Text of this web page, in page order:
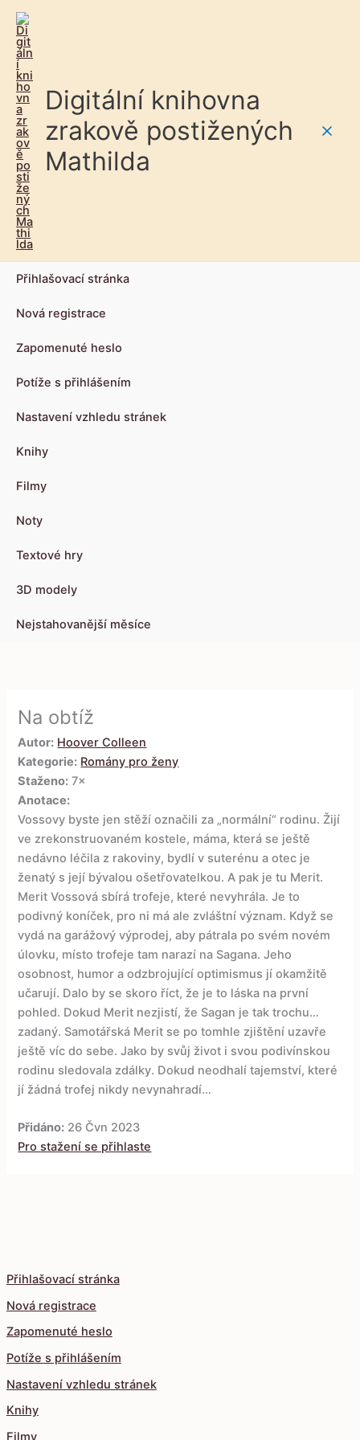
Digitální knihovna
zrakově postižených
Mathilda
Přihlašovací stránka
Nová registrace
Zapomenuté heslo
Potíže s přihlášením
Nastavení vzhledu stránek
Knihy
Filmy
Noty
Textové hry
3D modely
Nejstahovanější měsíce
Přihlašovací stránka
Nová registrace
Zapomenuté heslo
Potíže s přihlášením
Nastavení vzhledu stránek
Knihy
Filmy
Na obtíž
Autor: Hoover Colleen
Kategorie: Romány pro ženy
Staženo: 7×
Anotace:
Vossovy byste jen stěží označili za „normální“ rodinu. Žijí
ve zrekonstruovaném kostele, máma, která se ještě
nedávno léčila z rakoviny, bydlí v suterénu a otec je
ženatý s její bývalou ošetřovatelkou. A pak je tu Merit.
Merit Vossová sbírá trofeje, které nevyhrála. Je to
podivný koníček, pro ni má ale zvláštní význam. Když se
vydá na garážový výprodej, aby pátrala po svém novém
úlovku, místo trofeje tam narazí na Sagana. Jeho
osobnost, humor a odzbrojující optimismus jí okamžitě
učarují. Dalo by se skoro říct, že je to láska na první
pohled. Dokud Merit nezjistí, že Sagan je tak trochu…
zadaný. Samotářská Merit se po tomhle zjištění uzavře
ještě víc do sebe. Jako by svůj život i svou podivínskou
rodinu sledovala zdálky. Dokud neodhalí tajemství, které
jí žádná trofej nikdy nevynahradí…
Přidáno: 26 Čvn 2023
Pro stažení se přihlaste